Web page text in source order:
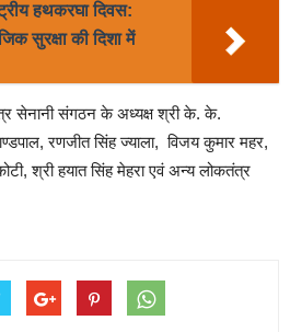
हथकरघा दिवस:
सुरक्षा की दिशा में
सेनानी संगठन के अध्यक्ष श्री के. के.
रणजीत सिंह ज्याला, विजय कुमार महर,
श्री हयात सिंह मेहरा एवं अन्य लोकतंत्र